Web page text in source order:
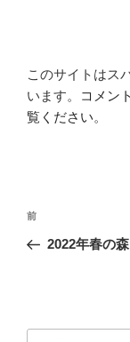
このサイトはス
います。
コメン
覧ください。
投
ナ
ー
前
の
前
2022年春の